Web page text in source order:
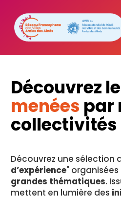
Découvrez
menées par
collectivités
Découvrez une sélection
d’expérience"
grandes thématiques.
mettent en lumière des